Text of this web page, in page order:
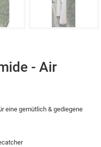
- Air
eine gemütlich & gediegene